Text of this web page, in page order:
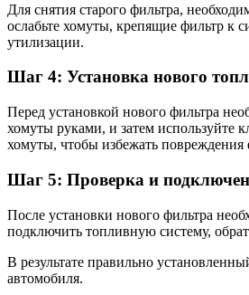
Для снятия старого фильтра,
ослабьте хомуты, крепящие фильтр к
утилизации.
Шаг 4: Установка нового
Перед установкой нового фильтра
хомуты руками, и затем используйте
хомуты, чтобы избежать
Шаг 5: Проверка и
После установки нового фильтра
подключить топливную систему,
В результате правильно
автомобиля.